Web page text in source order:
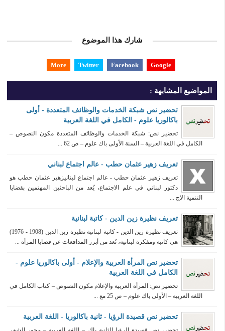
شارك هذا الموضوع
Google
Facebook
Twitter
More
المواضيع المشابهة :
تحضير نص شبكة الخدمات والوظائف المتعددة - أولى
باكالوريا علوم - الكامل في اللغة العربية
تحضير نص: شبكة الخدمات والوظائف المتعددة مكون النصوص –
الكامل في اللغة العربية – السنة الأولى باك علوم – ص 62 ...
تعريف زهير عثمان حطب - عالم اجتماع لبناني
تعريف زهير عثمان حطب - عالم اجتماع لبنانيزهير عثمان حطب هو
دكتور لبناني في علم الاجتماع، يُعد من الباحثين المهتمين بقضايا
التنمية الاج ...
تعريف نظيرة زين الدين - كاتبة لبنانية
تعريف نظيرة زين الدين - كاتبة لبنانية نظيرة زين الدين (1908 - 1976)
هي كاتبة ومفكرة لبنانية، تُعد من أبرز المدافعات عن قضايا المرأة ...
تحضير نص المرأة العربية والإعلام - أولى باكالوريا علوم -
الكامل في اللغة العربية
تحضير نص: المرأة العربية والإعلام مكون النصوص – كتاب الكامل في
اللغة العربية – الأولى باك علوم – ص 25 مع ...
تحضير نص قصيدة الرؤيا - ثانية باكالوريا - اللغة العربية